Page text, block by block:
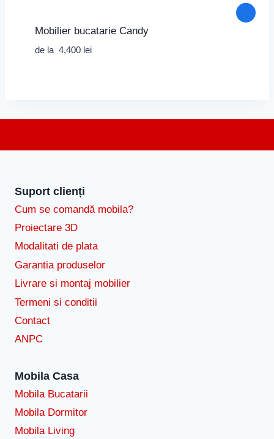
Mobilier bucatarie Candy
de la 4,400 lei
Suport clienți
Cum se comandă mobila?
Proiectare 3D
Modalitati de plata
Garantia produselor
Livrare si montaj mobilier
Termeni si conditii
Contact
ANPC
Mobila Casa
Mobila Bucatarii
Mobila Dormitor
Mobila Living